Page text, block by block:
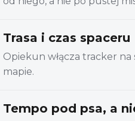
Trasa i czas spaceru
Opiekun włącza tracker
mapie.
Tempo pod psa, a